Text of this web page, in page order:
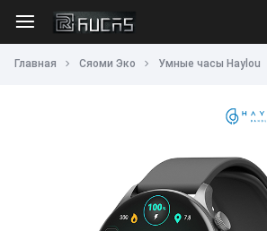
Главная Сяоми Эко Умные часы Haylou